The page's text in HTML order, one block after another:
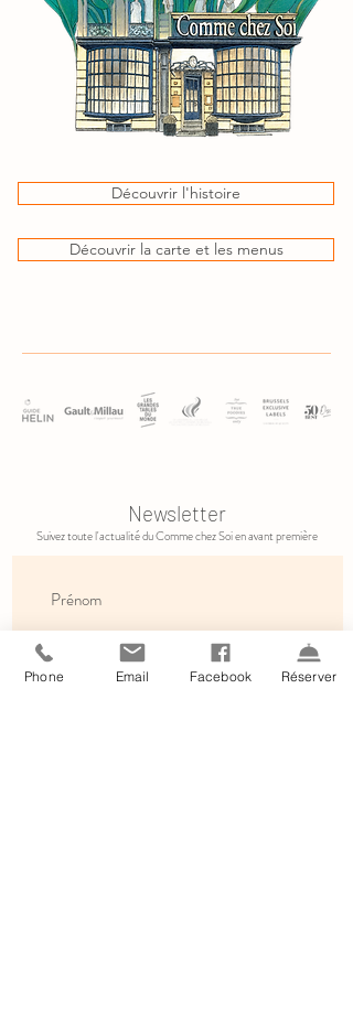
Découvrir l'histoire
Découvrir la carte et les menus
Newsletter
Suivez toute l'actualité du Comme chez Soi en avant première
Phone Email Facebook Réserver